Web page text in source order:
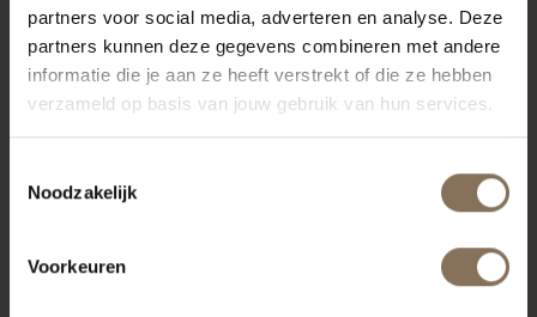
partners voor social media, adverteren en analyse. Deze
partners kunnen deze gegevens combineren met andere
informatie die je aan ze heeft verstrekt of die ze hebben
verzameld op basis van jouw gebruik van hun services.
Noodzakelijk
Voorkeuren
PROJECT MUSMUKI